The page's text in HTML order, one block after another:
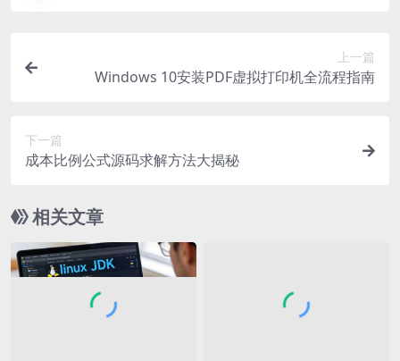
上一篇
Windows 10安装PDF虚拟打印机全流程指南
下一篇
成本比例公式源码求解方法大揭秘
相关文章